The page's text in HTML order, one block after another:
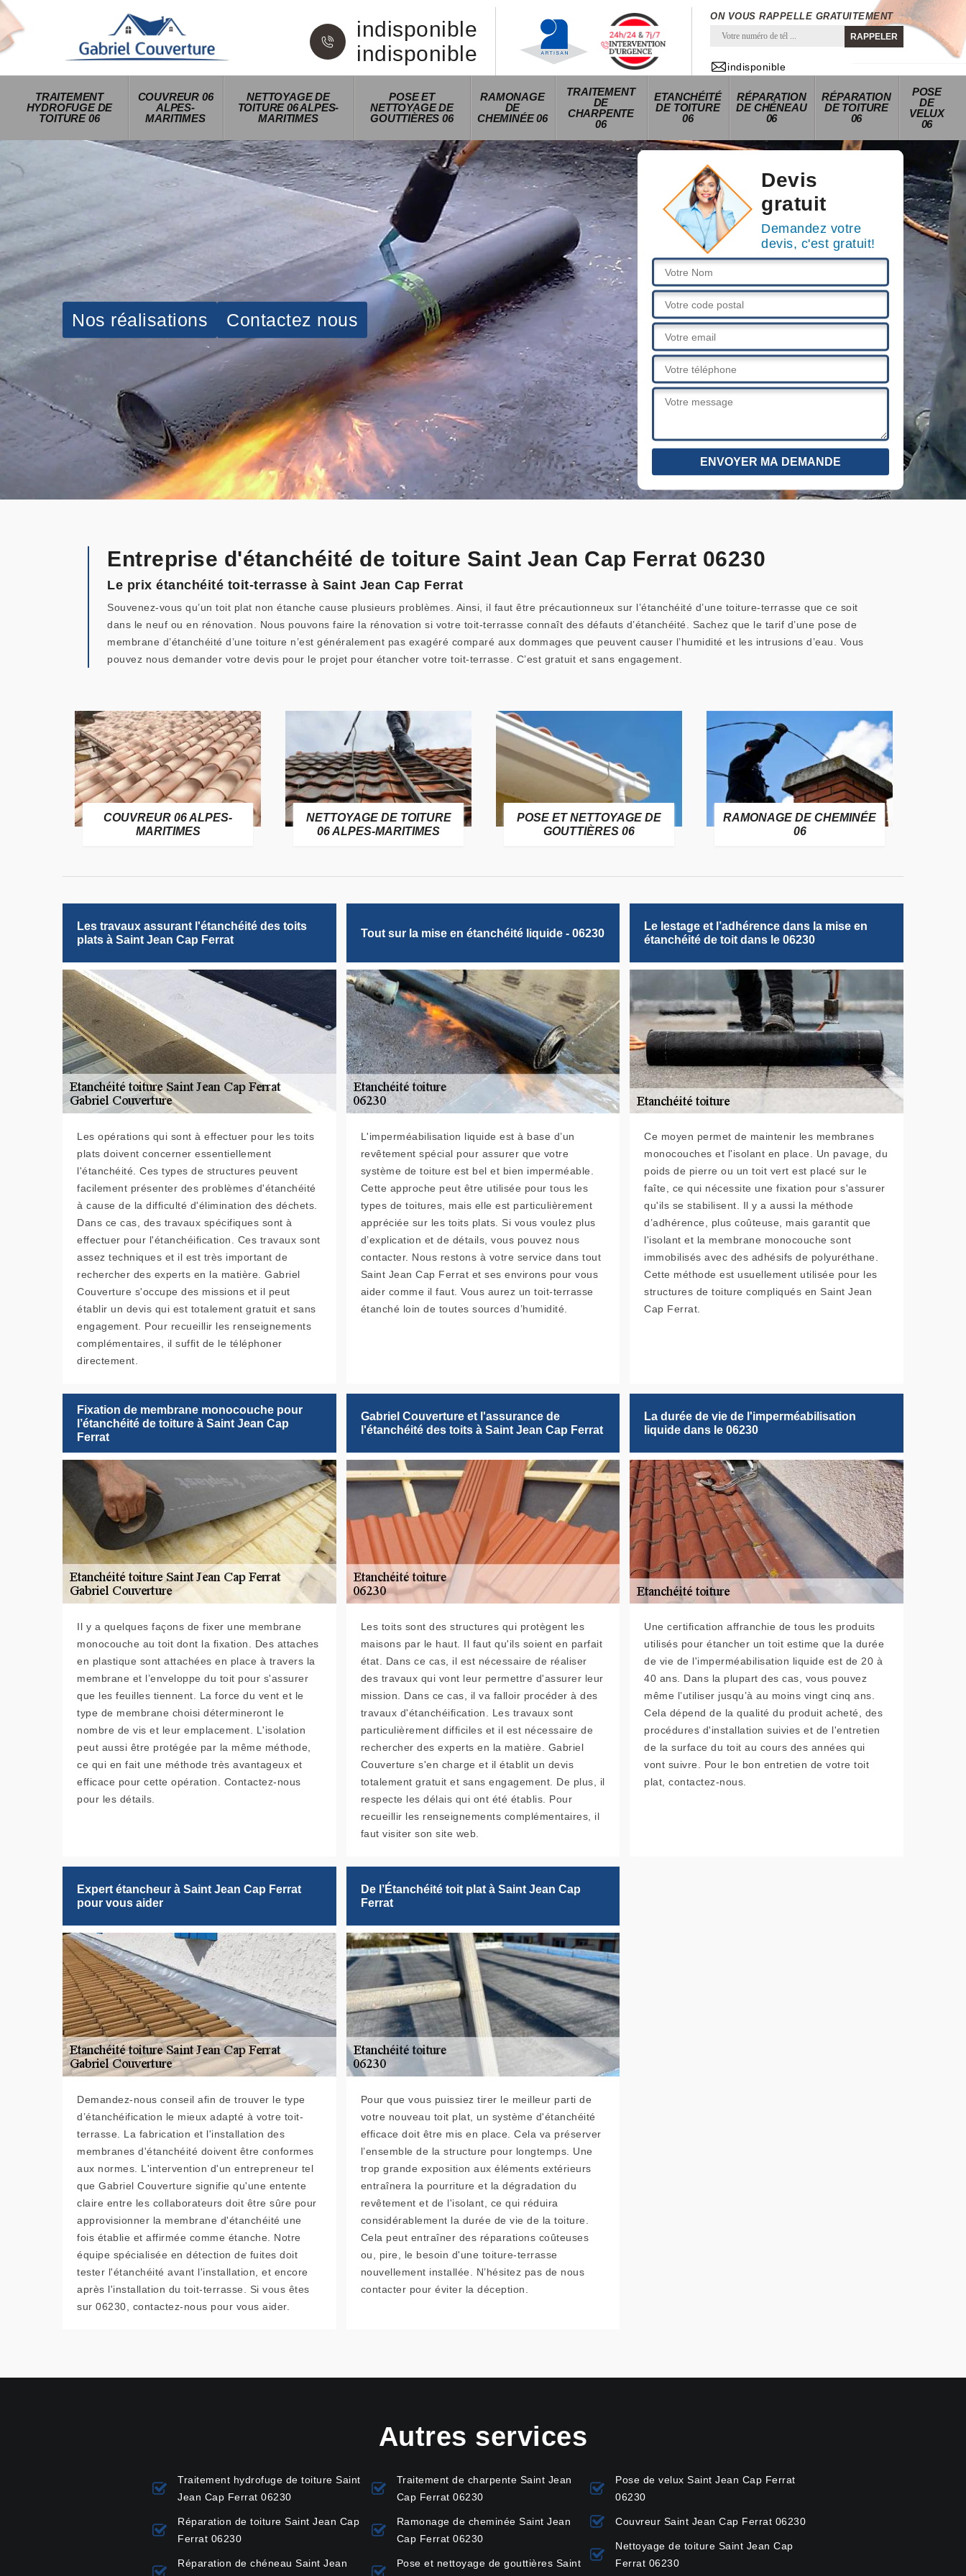
indisponible
indisponible
ON VOUS RAPPELLE GRATUITEMENT
indisponible
TRAITEMENT
HYDROFUGE DE
TOITURE 06
COUVREUR 06
ALPES-
MARITIMES
NETTOYAGE DE
TOITURE 06 ALPES-
MARITIMES
POSE ET
NETTOYAGE DE
GOUTTIÈRES 06
RAMONAGE
DE
CHEMINÉE 06
TRAITEMENT
DE
CHARPENTE
06
ETANCHÉITÉ
DE TOITURE
06
RÉPARATION
DE CHÉNEAU
06
RÉPARATION
DE TOITURE
06
POSE
DE
VELUX
06
Nos réalisations Contactez nous
Devis
gratuit
Demandez votre
devis, c'est gratuit!
Entreprise d'étanchéité de toiture Saint Jean Cap Ferrat 06230
Le prix étanchéité toit-terrasse à Saint Jean Cap Ferrat
Souvenez-vous qu’un toit plat non étanche cause plusieurs problèmes. Ainsi, il faut être précautionneux sur l’étanchéité d’une toiture-terrasse que ce soit
dans le neuf ou en rénovation. Nous pouvons faire la rénovation si votre toit-terrasse connaît des défauts d’étanchéité. Sachez que le tarif d’une pose de
membrane d’étanchéité d’une toiture n’est généralement pas exagéré comparé aux dommages que peuvent causer l’humidité et les intrusions d’eau. Vous
pouvez nous demander votre devis pour le projet pour étancher votre toit-terrasse. C’est gratuit et sans engagement.
COUVREUR 06 ALPES-
MARITIMES
NETTOYAGE DE TOITURE
06 ALPES-MARITIMES
POSE ET NETTOYAGE DE
GOUTTIÈRES 06
RAMONAGE DE CHEMINÉE
06
Les travaux assurant l'étanchéité des toits
plats à Saint Jean Cap Ferrat
Les opérations qui sont à effectuer pour les toits
plats doivent concerner essentiellement
l'étanchéité. Ces types de structures peuvent
facilement présenter des problèmes d'étanchéité
à cause de la difficulté d'élimination des déchets.
Dans ce cas, des travaux spécifiques sont à
effectuer pour l'étanchéification. Ces travaux sont
assez techniques et il est très important de
rechercher des experts en la matière. Gabriel
Couverture s'occupe des missions et il peut
établir un devis qui est totalement gratuit et sans
engagement. Pour recueillir les renseignements
complémentaires, il suffit de le téléphoner
directement.
Tout sur la mise en étanchéité liquide - 06230
L'imperméabilisation liquide est à base d’un
revêtement spécial pour assurer que votre
système de toiture est bel et bien imperméable.
Cette approche peut être utilisée pour tous les
types de toitures, mais elle est particulièrement
appréciée sur les toits plats. Si vous voulez plus
d’explication et de détails, vous pouvez nous
contacter. Nous restons à votre service dans tout
Saint Jean Cap Ferrat et ses environs pour vous
aider comme il faut. Vous aurez un toit-terrasse
étanché loin de toutes sources d’humidité.
Le lestage et l’adhérence dans la mise en
étanchéité de toit dans le 06230
Ce moyen permet de maintenir les membranes
monocouches et l'isolant en place. Un pavage, du
poids de pierre ou un toit vert est placé sur le
faîte, ce qui nécessite une fixation pour s'assurer
qu'ils se stabilisent. Il y a aussi la méthode
d’adhérence, plus coûteuse, mais garantit que
l'isolant et la membrane monocouche sont
immobilisés avec des adhésifs de polyuréthane.
Cette méthode est usuellement utilisée pour les
structures de toiture compliqués en Saint Jean
Cap Ferrat.
Fixation de membrane monocouche pour
l’étanchéité de toiture à Saint Jean Cap
Ferrat
Il y a quelques façons de fixer une membrane
monocouche au toit dont la fixation. Des attaches
en plastique sont attachées en place à travers la
membrane et l’enveloppe du toit pour s'assurer
que les feuilles tiennent. La force du vent et le
type de membrane choisi détermineront le
nombre de vis et leur emplacement. L'isolation
peut aussi être protégée par la même méthode,
ce qui en fait une méthode très avantageux et
efficace pour cette opération. Contactez-nous
pour les détails.
Gabriel Couverture et l'assurance de
l'étanchéité des toits à Saint Jean Cap Ferrat
Les toits sont des structures qui protègent les
maisons par le haut. Il faut qu'ils soient en parfait
état. Dans ce cas, il est nécessaire de réaliser
des travaux qui vont leur permettre d'assurer leur
mission. Dans ce cas, il va falloir procéder à des
travaux d'étanchéification. Les travaux sont
particulièrement difficiles et il est nécessaire de
rechercher des experts en la matière. Gabriel
Couverture s'en charge et il établit un devis
totalement gratuit et sans engagement. De plus, il
respecte les délais qui ont été établis. Pour
recueillir les renseignements complémentaires, il
faut visiter son site web.
La durée de vie de l'imperméabilisation
liquide dans le 06230
Une certification affranchie de tous les produits
utilisés pour étancher un toit estime que la durée
de vie de l'imperméabilisation liquide est de 20 à
40 ans. Dans la plupart des cas, vous pouvez
même l’utiliser jusqu’à au moins vingt cinq ans.
Cela dépend de la qualité du produit acheté, des
procédures d'installation suivies et de l'entretien
de la surface du toit au cours des années qui
vont suivre. Pour le bon entretien de votre toit
plat, contactez-nous.
Expert étancheur à Saint Jean Cap Ferrat
pour vous aider
Demandez-nous conseil afin de trouver le type
d’étanchéification le mieux adapté à votre toit-
terrasse. La fabrication et l'installation des
membranes d'étanchéité doivent être conformes
aux normes. L'intervention d'un entrepreneur tel
que Gabriel Couverture signifie qu'une entente
claire entre les collaborateurs doit être sûre pour
approvisionner la membrane d'étanchéité une
fois établie et affirmée comme étanche. Notre
équipe spécialisée en détection de fuites doit
tester l'étanchéité avant l'installation, et encore
après l'installation du toit-terrasse. Si vous êtes
sur 06230, contactez-nous pour vous aider.
De l’Étanchéité toit plat à Saint Jean Cap
Ferrat
Pour que vous puissiez tirer le meilleur parti de
votre nouveau toit plat, un système d'étanchéité
efficace doit être mis en place. Cela va préserver
l’ensemble de la structure pour longtemps. Une
trop grande exposition aux éléments extérieurs
entraînera la pourriture et la dégradation du
revêtement et de l'isolant, ce qui réduira
considérablement la durée de vie de la toiture.
Cela peut entraîner des réparations coûteuses
ou, pire, le besoin d'une toiture-terrasse
nouvellement installée. N’hésitez pas de nous
contacter pour éviter la déception.
Autres services
Traitement hydrofuge de toiture Saint
Jean Cap Ferrat 06230
Réparation de toiture Saint Jean Cap
Ferrat 06230
Réparation de chéneau Saint Jean
Traitement de charpente Saint Jean
Cap Ferrat 06230
Ramonage de cheminée Saint Jean
Cap Ferrat 06230
Pose et nettoyage de gouttières Saint
Pose de velux Saint Jean Cap Ferrat
06230
Couvreur Saint Jean Cap Ferrat 06230
Nettoyage de toiture Saint Jean Cap
Ferrat 06230